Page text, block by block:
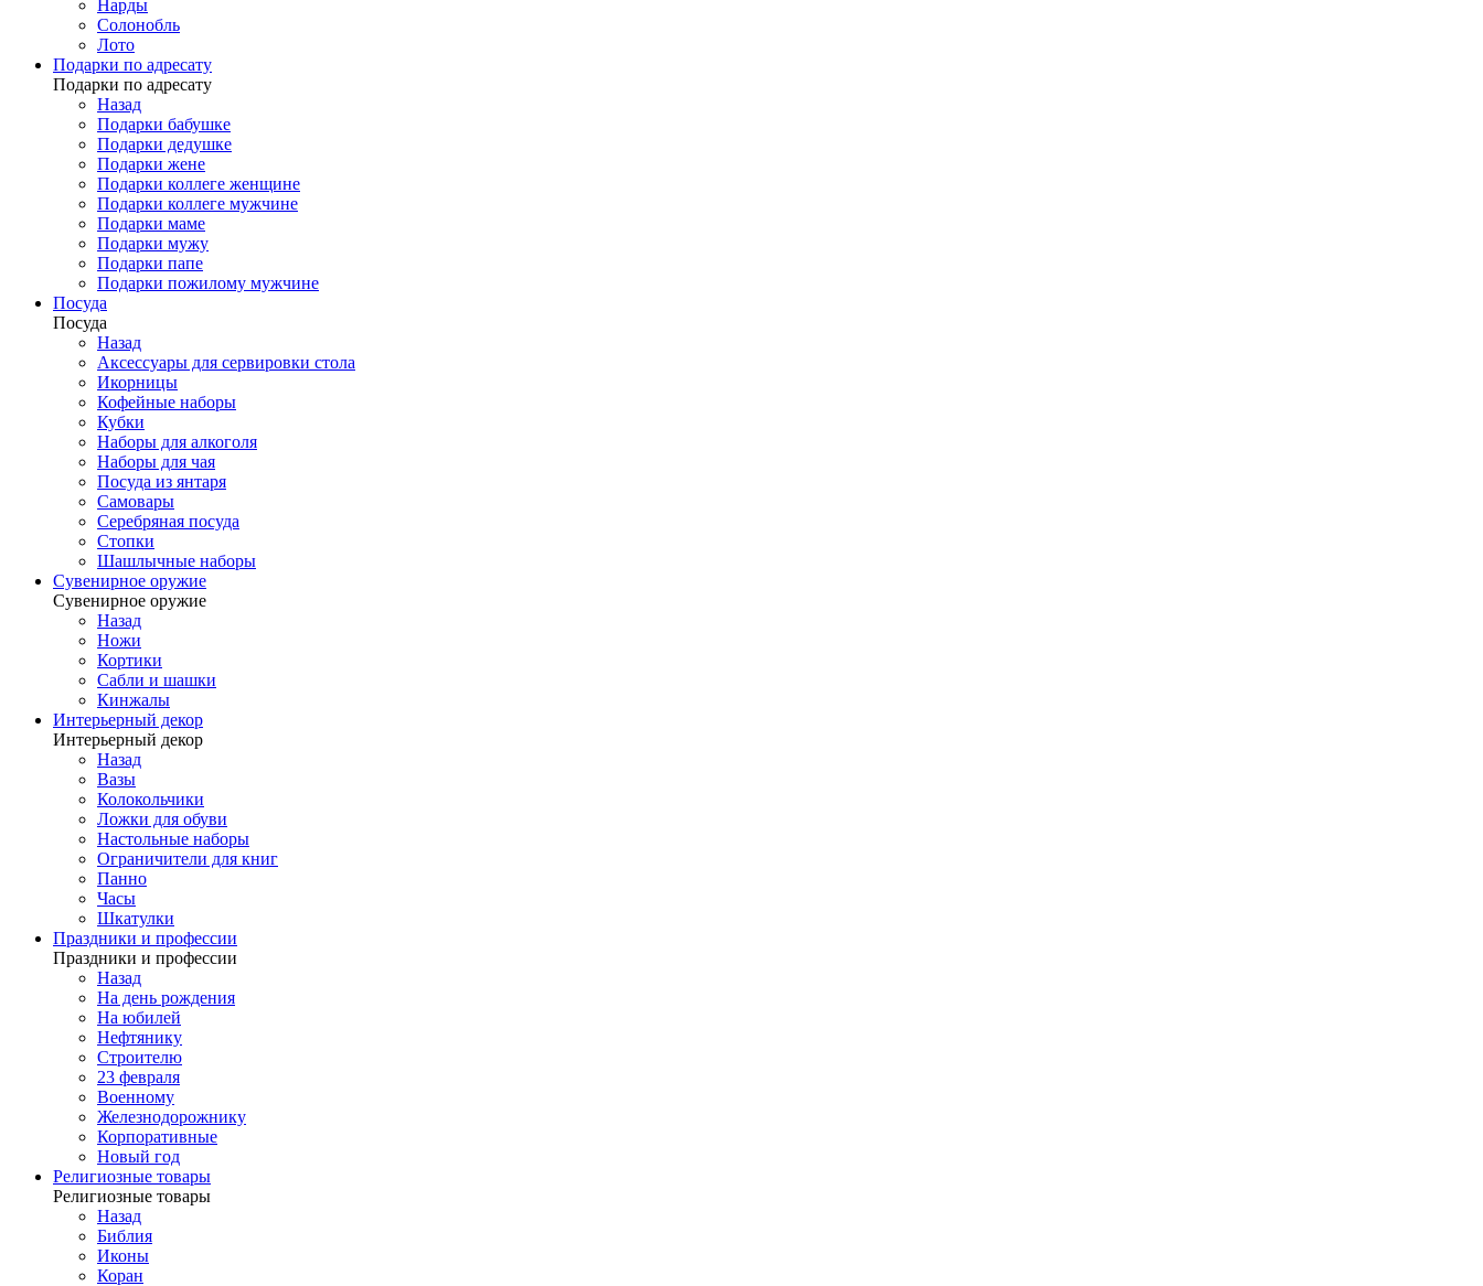
Нарды
Солонобль
Лото
Подарки по адресату
Подарки по адресату
Назад
Подарки бабушке
Подарки дедушке
Подарки жене
Подарки коллеге женщине
Подарки коллеге мужчине
Подарки маме
Подарки мужу
Подарки папе
Подарки пожилому мужчине
Посуда
Посуда
Назад
Аксессуары для сервировки стола
Икорницы
Кофейные наборы
Кубки
Наборы для алкоголя
Наборы для чая
Посуда из янтаря
Самовары
Серебряная посуда
Стопки
Шашлычные наборы
Сувенирное оружие
Сувенирное оружие
Назад
Ножи
Кортики
Сабли и шашки
Кинжалы
Интерьерный декор
Интерьерный декор
Назад
Вазы
Колокольчики
Ложки для обуви
Настольные наборы
Ограничители для книг
Панно
Часы
Шкатулки
Праздники и профессии
Праздники и профессии
Назад
На день рождения
На юбилей
Нефтянику
Строителю
23 февраля
Военному
Железнодорожнику
Корпоративные
Новый год
Религиозные товары
Религиозные товары
Назад
Библия
Иконы
Коран